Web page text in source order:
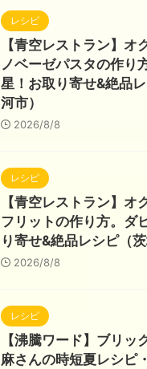
レシピ
【青空レストラン】オ
ノベーゼパスタの作り
星！お取り寄せ&絶品
河市）
2026/8/8
レシピ
【青空レストラン】オ
フリットの作り方。ダ
り寄せ&絶品レシピ（茨
2026/8/8
レシピ
【沸騰ワード】ブリッ
麻さんの時短夏レシピ